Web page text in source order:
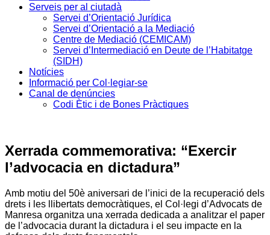
Serveis per al ciutadà
Servei d’Orientació Jurídica
Servei d’Orientació a la Mediació
Centre de Mediació (CEMICAM)
Servei d’Intermediació en Deute de l’Habitatge
(SIDH)
Notícies
Informació per Col·legiar-se
Canal de denúncies
Codi Ètic i de Bones Pràctiques
Xerrada commemorativa: “Exercir
l’advocacia en dictadura”
Amb motiu del 50è aniversari de l’inici de la recuperació dels
drets i les llibertats democràtiques, el Col·legi d’Advocats de
Manresa organitza una xerrada dedicada a analitzar el paper
de l’advocacia durant la dictadura i el seu impacte en la